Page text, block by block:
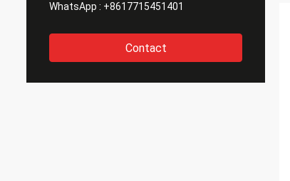
WhatsApp : +8617715451401
Contact